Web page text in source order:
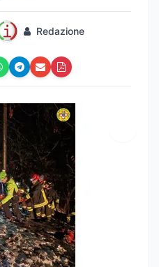
Redazione